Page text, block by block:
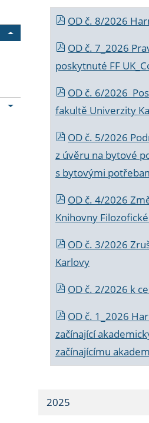
OD č. 8/2026
OD č. 7_2026
poskytnuté FF
OD č. 6/2026
fakultě Univerzity
OD č. 5/2026
z úvěru na bytové
s bytovými
OD č. 4/2026
Knihovny
OD č. 3/2026
Karlovy
OD č. 2/2026 k
OD č. 1_2026
začínající
začínajícímu
2025